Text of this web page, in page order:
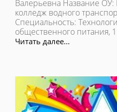
Валерьевна Название
колледж водного
Специальность:
общественного питания, 1
Читать далее...